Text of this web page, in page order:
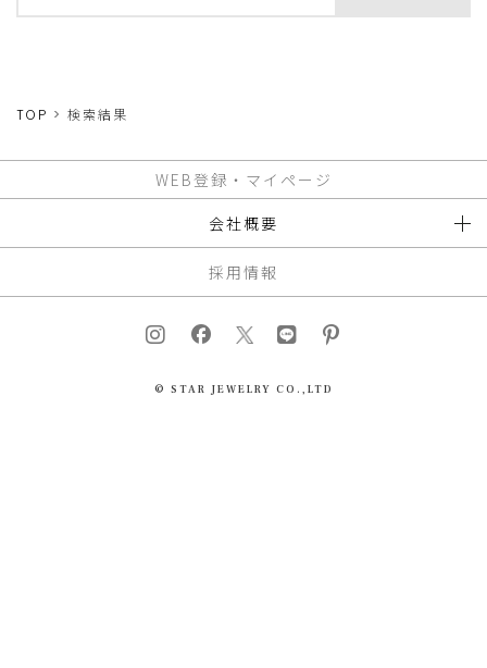
TOP 検索結果
WEB登録・マイページ
会社概要
採用情報
© STAR JEWELRY CO.,LTD